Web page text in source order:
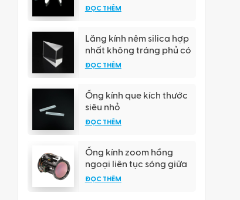
ĐỌC THÊM
Lăng kính nêm silica hợp
nhất không tráng phủ có
độ chính xác cao
ĐỌC THÊM
Ống kính que kích thước
siêu nhỏ
ĐỌC THÊM
Ống kính zoom hồng
ngoại liên tục sóng giữa
ĐỌC THÊM